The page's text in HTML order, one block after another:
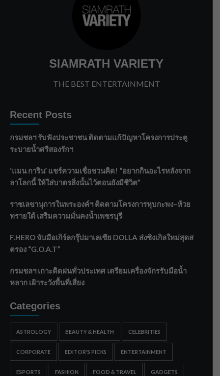
SIAMRATH VARIETY
THE BEST ENTERTAINMENT
Recent Posts
กรมชลฯ รับฟังประชาชน ติดตามแก้ปัญหาโครงการประตู
ระบายน้ำศรีสองรักฯ
‘แมน การิน’ แชร์ความเชื่อชวนคิด! “อยากกินอะไรหลังจาก
ลาโลกนี้ ให้ใส่บาตรสิ่งนั้นไว้ตอนยังมีชีวิต”
ราชเลขานุการในพระองค์ฯ ติดตามโครงการหุบกะพง–ห้วย
ทรายใต้ เสริมความมั่นคงน้ำเพชรบุรี
F.HERO จับมือเกิร์ลกรุ๊ปมาเลเซีย DOLLA ส่งซิงเกิลใหม่สุดส
ตรอง “G.O.A.T”
กรมชลฯ เกาะติดฝนทั่วประเทศ เตรียมเครื่องจักรรับมือน้ำ
หลาก เฝ้าระวังพื้นที่เสี่ยง
Categories
ASTROLOGY BEAUTY & HEALTH CELEBRITIES
CORPORATE EDITOR'S PICKS ENTERTAINMENT
ESPORTS FASHION FOOD & TRAVEL GADGETS